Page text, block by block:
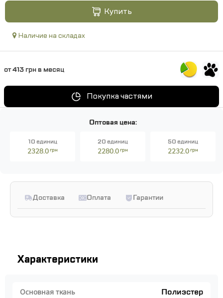
Купить
Наличие на складах
от 413 грн в месяц
Покупка частями
Оптовая цена:
10 единиц
2328.0грн
20 единиц
2280.0грн
50 единиц
2232.0грн
Доставка Оплата Гарантии
Характеристики
Основная ткань Полиэстер